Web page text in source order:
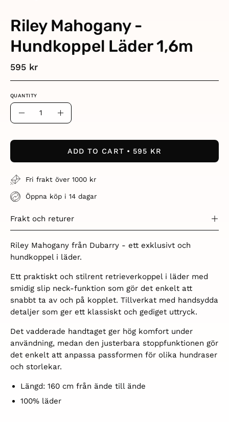
Riley Mahogany -
Hundkoppel Läder 1,6m
595 kr
QUANTITY
Quantity
Increase
ADD TO CART 595 KR
Fri frakt över 1000 kr
Öppna köp i 14 dagar
Frakt och returer
Riley Mahogany från Dubarry - ett exklusivt och
hundkoppel i läder.
Ett praktiskt och stilrent retrieverkoppel i läder med
smidig slip neck-funktion som gör det enkelt att
snabbt ta av och på kopplet. Tillverkat med handsydda
detaljer som ger ett klassiskt och gediget uttryck.
Det vadderade handtaget ger hög komfort under
användning, medan den justerbara stoppfunktionen gör
det enkelt att anpassa passformen för olika hundraser
och storlekar.
Längd: 160 cm från ände till ände
100% läder